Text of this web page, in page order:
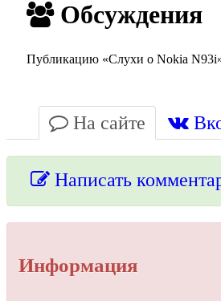
Обсуждения
Публикацию «Слухи о Nokia N93i»
На сайте
Написать
Информация